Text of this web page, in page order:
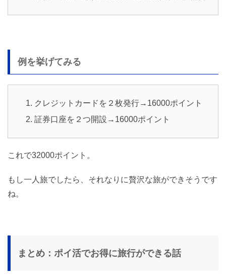
例を挙げてみる
クレジットカードを２枚発行→16000ポイント
証券口座を２つ開設→16000ポイント
これで32000ポイント。
もし一人旅でしたら、それなりに贅沢な旅ができそうです
ね。
まとめ：ポイ活でお得に旅行ができる話